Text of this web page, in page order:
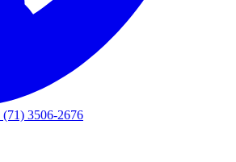
(71) 3506-2676